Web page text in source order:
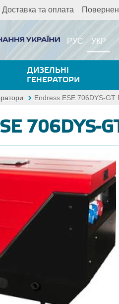
Доставка та оплата
РУС УКР
ДИЗЕЛЬНІ
ГЕНЕРАТОРИ
Endress ESE 706DYS-GT
706DYS-